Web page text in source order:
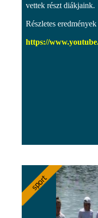
vettek részt diákjaink.
Részletes
https://